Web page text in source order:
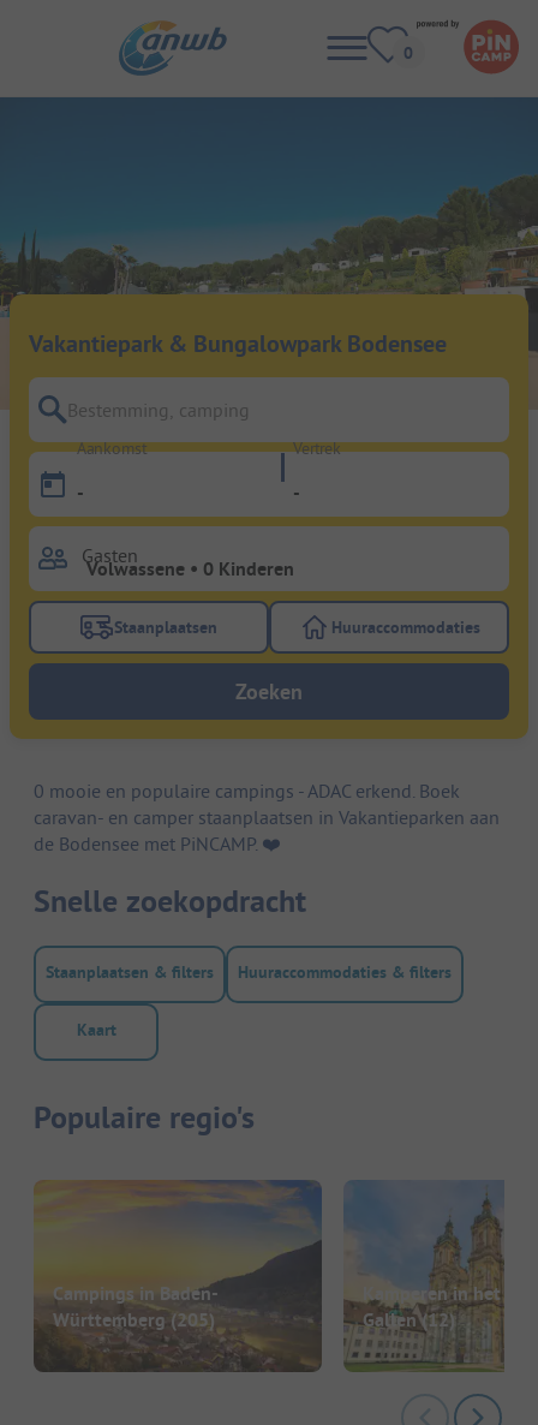
Vakantiepark & Bungalowpark Bodensee
Bestemming, camping
Aankomst
-
Vertrek
-
Gasten
Gebruik de filterknop staanplaatsen om te zoeken
Staanplaatsen Gebruik de
Huuraccommodaties
Zoeken
0 mooie en populaire campings - ADAC erkend. Boek
caravan- en camper staanplaatsen in Vakantieparken aan
de Bodensee met PiNCAMP. ❤️️
Snelle zoekopdracht
Staanplaatsen & filters Huuraccommodaties & filters
Kaart
Populaire regio's
Campings in Baden-
Württemberg (205)
Kamperen in het
Gallen(12)